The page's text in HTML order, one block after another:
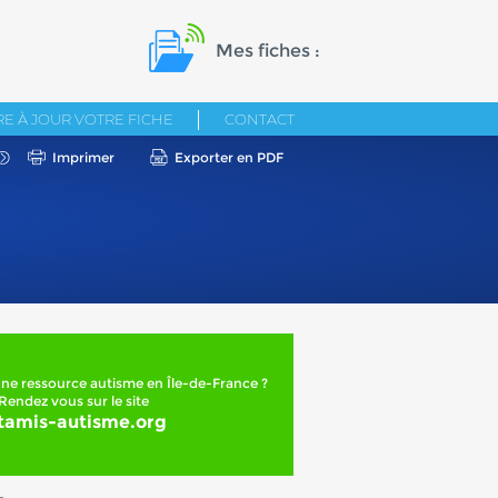
Mes fiches :
À JOUR VOTRE FICHE CONTACT
Imprimer Exporter en PDF
ressource autisme en Île-de-France ?
Rendez vous sur le site
autisme.org